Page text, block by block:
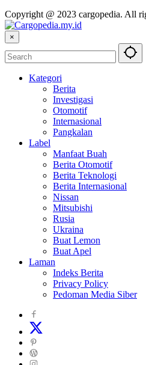
Copyright @ 2023 cargopedia. All
×
Kategori
Berita
Investigasi
Otomotif
Internasional
Pangkalan
Label
Manfaat Buah
Berita Otomotif
Berita Teknologi
Berita Internasional
Nissan
Mitsubishi
Rusia
Ukraina
Buat Lemon
Buat Apel
Laman
Indeks Berita
Privacy Policy
Pedoman Media Siber